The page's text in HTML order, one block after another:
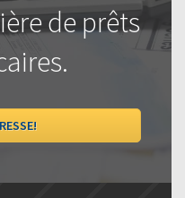
de prêts